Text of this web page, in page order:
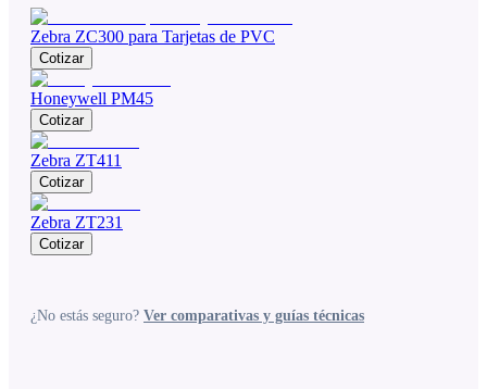
Zebra ZC300 para Tarjetas de PVC
Cotizar
Honeywell PM45
Cotizar
Zebra ZT411
Cotizar
Zebra ZT231
Cotizar
¿No estás seguro? Ver comparativas y guías técnicas